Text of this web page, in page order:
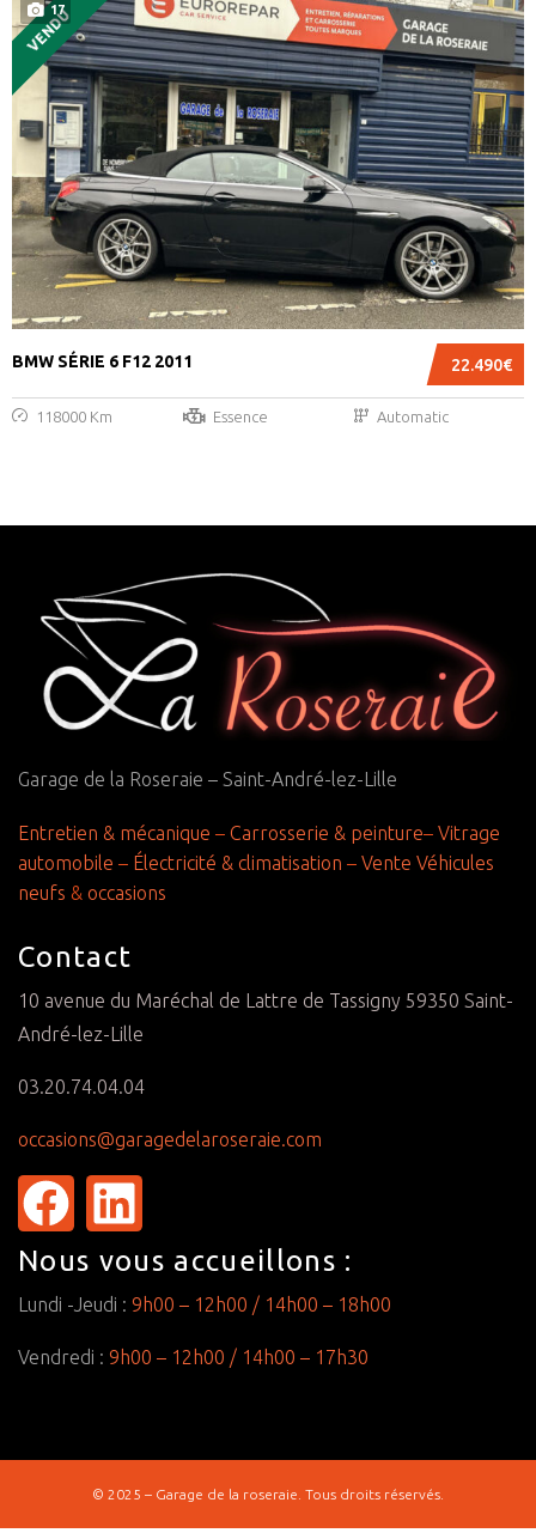
17
VENDU
22.490€
BMW SÉRIE 6 F12 2011
118000 Km Essence Automatic
Garage de la Roseraie – Saint-André-lez-Lille
Entretien & mécanique – Carrosserie & peinture– Vitrage
automobile – Électricité & climatisation – Vente Véhicules
neufs & occasions
Contact
10 avenue du Maréchal de Lattre de Tassigny 59350 Saint-
André-lez-Lille
03.20.74.04.04
occasions@garagedelaroseraie.com
Nous vous accueillons :
Lundi -Jeudi : 9h00 – 12h00 / 14h00 – 18h00
Vendredi : 9h00 – 12h00 / 14h00 – 17h30
© 2025 – Garage de la roseraie. Tous droits réservés.